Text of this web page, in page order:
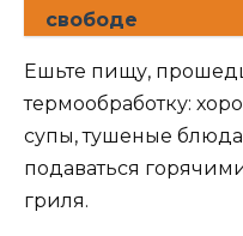
свободе
Ешьте пищу,
термообработку:
супы, тушеные
подаваться
гриля.